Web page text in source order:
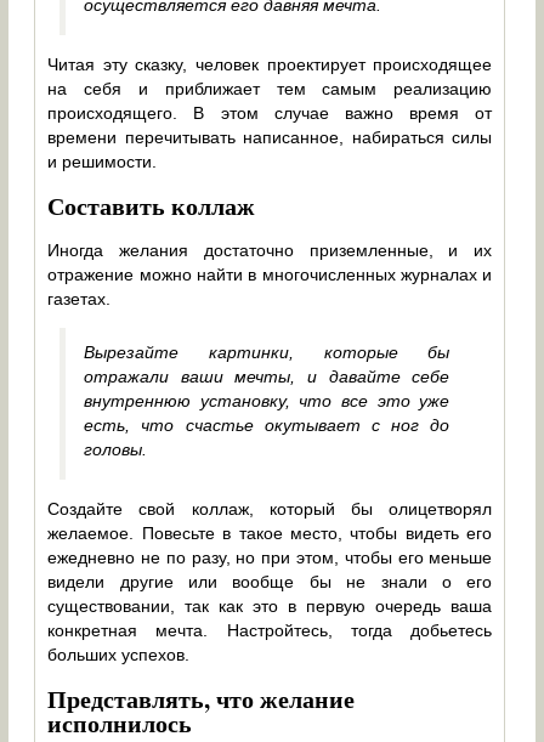
осуществляется его давняя мечта.
Читая эту сказку, человек проектирует происходящее
на себя и приближает тем самым реализацию
происходящего. В этом случае важно время от
времени перечитывать написанное, набираться силы
и решимости.
Составить коллаж
Иногда желания достаточно приземленные, и их
отражение можно найти в многочисленных журналах и
газетах.
Вырезайте картинки, которые бы
отражали ваши мечты, и давайте себе
внутреннюю установку, что все это уже
есть, что счастье окутывает с ног до
головы.
Создайте свой коллаж, который бы олицетворял
желаемое. Повесьте в такое место, чтобы видеть его
ежедневно не по разу, но при этом, чтобы его меньше
видели другие или вообще бы не знали о его
существовании, так как это в первую очередь ваша
конкретная мечта. Настройтесь, тогда добьетесь
больших успехов.
Представлять, что желание
исполнилось